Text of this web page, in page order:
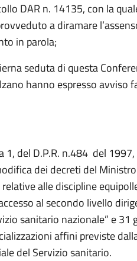
DAR n. 14135, con la
a diramare
in parola;
seduta di questa
hanno espresso avviso
D.P.R. n.484 del 1997,
dei decreti del
alle discipline
al secondo livello
sanitario nazionale” e 31
affini previste
del Servizio sanitario.